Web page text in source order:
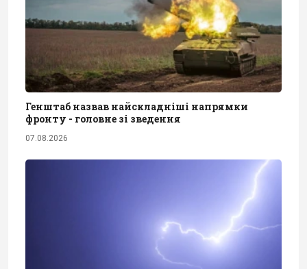
Генштаб назвав найскладніші напрямки
фронту - головне зі зведення
07.08.2026